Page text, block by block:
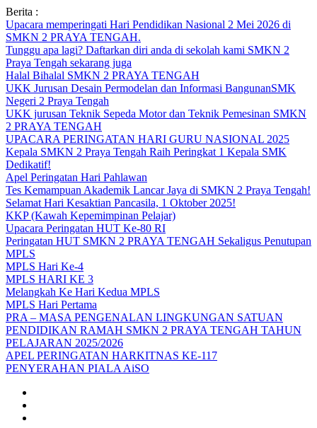
Skip
to
content
Berita :
Upacara memperingati Hari Pendidikan Nasional 2 Mei 2026 di
SMKN 2 PRAYA TENGAH.
Tunggu apa lagi? Daftarkan diri anda di sekolah kami SMKN 2
Praya Tengah sekarang juga
Halal Bihalal SMKN 2 PRAYA TENGAH
UKK Jurusan Desain Permodelan dan Informasi BangunanSMK
Negeri 2 Praya Tengah
UKK jurusan Teknik Sepeda Motor dan Teknik Pemesinan SMKN
2 PRAYA TENGAH
UPACARA PERINGATAN HARI GURU NASIONAL 2025
Kepala SMKN 2 Praya Tengah Raih Peringkat 1 Kepala SMK
Dedikatif!
Apel Peringatan Hari Pahlawan
Tes Kemampuan Akademik Lancar Jaya di SMKN 2 Praya Tengah!
Selamat Hari Kesaktian Pancasila, 1 Oktober 2025!
KKP (Kawah Kepemimpinan Pelajar)
Upacara Peringatan HUT Ke-80 RI
Peringatan HUT SMKN 2 PRAYA TENGAH Sekaligus Penutupan
MPLS
MPLS Hari Ke-4
MPLS HARI KE 3
Melangkah Ke Hari Kedua MPLS
MPLS Hari Pertama
PRA – MASA PENGENALAN LINGKUNGAN SATUAN
PENDIDIKAN RAMAH SMKN 2 PRAYA TENGAH TAHUN
PELAJARAN 2025/2026
APEL PERINGATAN HARKITNAS KE-117
PENYERAHAN PIALA AiSO